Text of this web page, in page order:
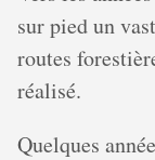
sur pied un
routes
réalisé.
Quelques